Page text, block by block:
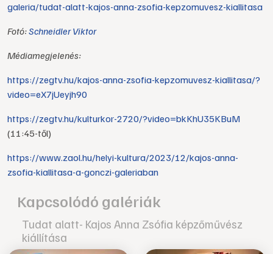
galeria/tudat-alatt-kajos-anna-zsofia-kepzomuvesz-kiallitasa
Fotó:Schneidler Viktor
Médiamegjelenés:
https://zegtv.hu/kajos-anna-zsofia-kepzomuvesz-kiallitasa/?
video=eX7jUeyjh90
https://zegtv.hu/kulturkor-2720/?video=bkKhU35KBuM
(11:45-től)
https://www.zaol.hu/helyi-kultura/2023/12/kajos-anna-
zsofia-kiallitasa-a-gonczi-galeriaban
Kapcsolódó galériák
Tudat alatt- Kajos Anna Zsófia képzőművész
kiállítása